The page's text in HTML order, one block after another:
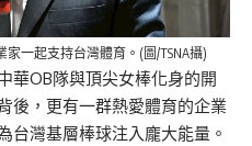
一起支持台灣體育。(圖/TSNA攝)
華OB隊與頂尖女棒化身的開
後，更有一群熱愛體育的企業
台灣基層棒球注入龐大能量。